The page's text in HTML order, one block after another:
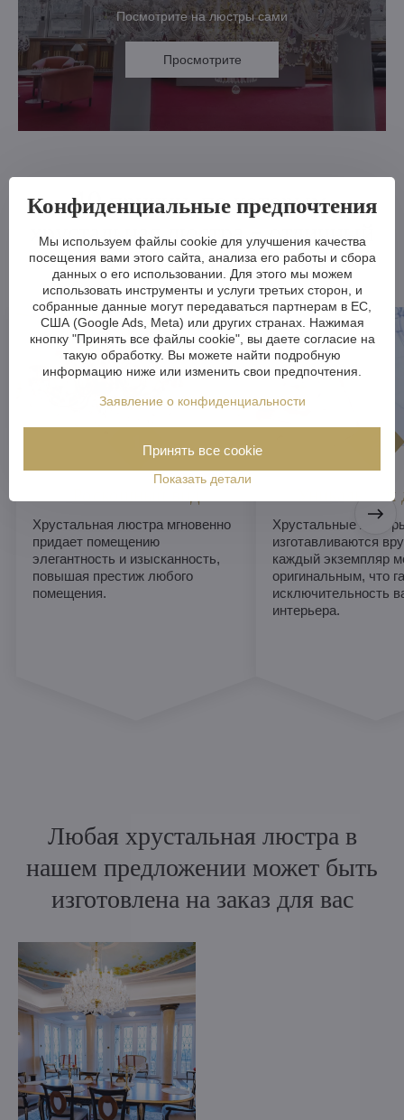
Посмотрите на люстры сами
Просмотрите
10 причин, по которым
хрустальная люстра - отличный
выбор
Хрустальная люстра мгновенно
придает помещению
элегантность и изысканность,
повышая престиж любого
помещения.
Уникальный
Хрустальные
изготавливаются
каждый экземпляр
оригинальным, что
исключительность
интерьера.
Любая хрустальная люстра в
нашем предложении может быть
изготовлена на заказ для вас
Конфиденциальные предпочтения
Мы используем файлы cookie для улучшения качества
посещения вами этого сайта, анализа его работы и сбора
данных о его использовании. Для этого мы можем
использовать инструменты и услуги третьих сторон, и
собранные данные могут передаваться партнерам в ЕС,
США (Google Ads, Meta) или других странах. Нажимая
кнопку "Принять все файлы cookie", вы даете согласие на
такую обработку. Вы можете найти подробную
информацию ниже или изменить свои предпочтения.
Заявление о конфиденциальности
Показать детали
Принять все cookie